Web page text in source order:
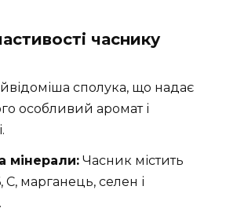
часнику
сполука, що надає
особливий аромат і
мінерали: Часник містить
С, марганець, селен і